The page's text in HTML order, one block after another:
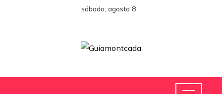
sábado, agosto 8